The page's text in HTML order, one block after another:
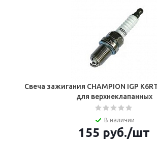
Свеча зажигания CHAMPION IGP
для верхнеклапанных
В наличии
155 руб./шт